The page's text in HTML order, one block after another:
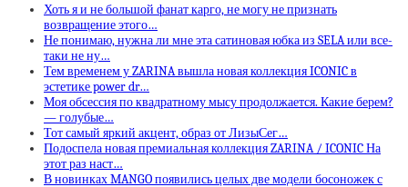
Хоть я и не большой фанат карго, не могу не признать
возвращение этого…
Не понимаю, нужна ли мне эта сатиновая юбка из SELA или все-
таки не ну…
Тем временем у ZARINA вышла новая коллекция ICONIC в
эстетике power dr…
Моя обсессия по квадратному мысу продолжается. Какие берем?
— голубые…
Тот самый яркий акцент, образ от ЛизыСег…
Подоспела новая премиальная коллекция ZARINA / ICONIC На
этот раз наст…
В новинках MANGO появились целых две модели босоножек с